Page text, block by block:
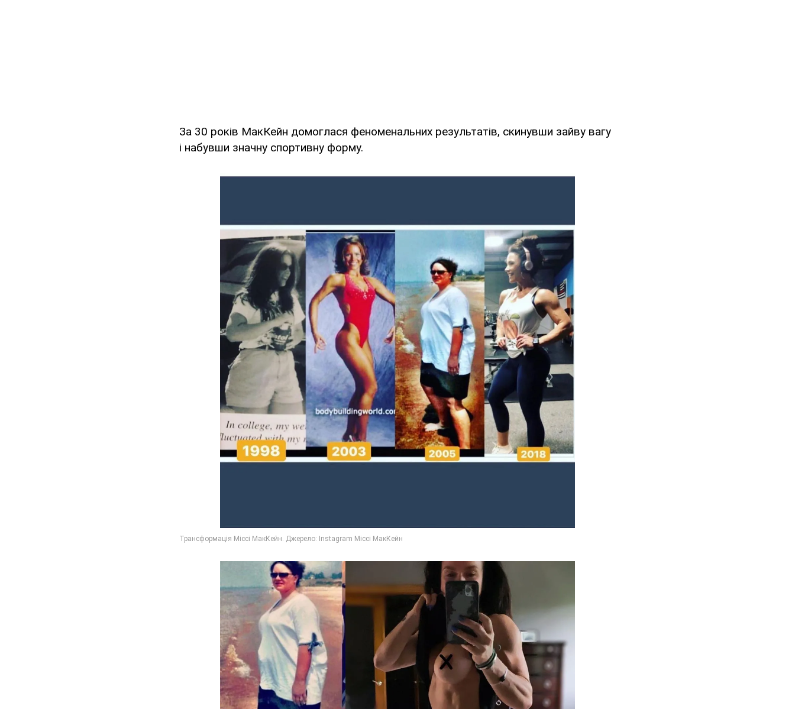
За 30 років МакКейн домоглася феноменальних результатів, скинувши зайву вагу
і набувши значну спортивну форму.